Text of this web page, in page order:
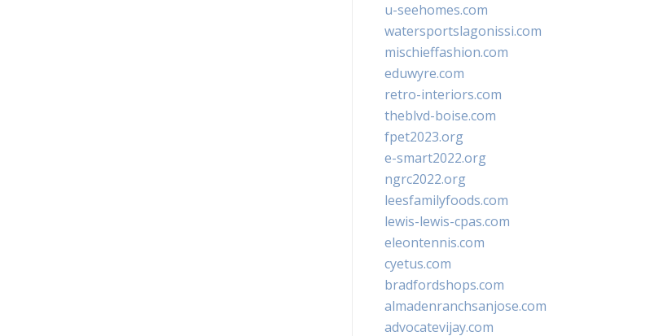
u-seehomes.com
watersportslagonissi.com
mischieffashion.com
eduwyre.com
retro-interiors.com
theblvd-boise.com
fpet2023.org
e-smart2022.org
ngrc2022.org
leesfamilyfoods.com
lewis-lewis-cpas.com
eleontennis.com
cyetus.com
bradfordshops.com
almadenranchsanjose.com
advocatevijay.com